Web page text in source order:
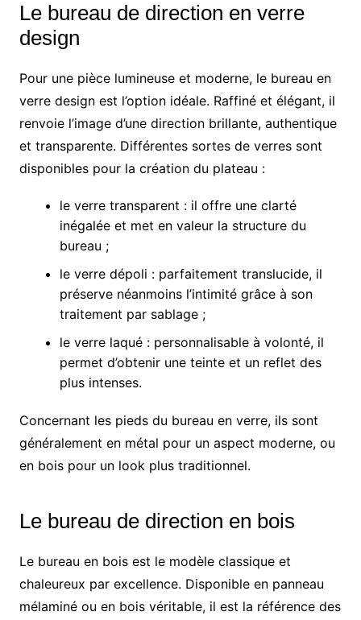
Le bureau de direction en verre
design
Pour une pièce lumineuse et moderne, le bureau en
verre design est l’option idéale. Raffiné et élégant, il
renvoie l’image d’une direction brillante, authentique
et transparente. Différentes sortes de verres sont
disponibles pour la création du plateau :
le verre transparent : il offre une clarté
inégalée et met en valeur la structure du
bureau ;
le verre dépoli : parfaitement translucide, il
préserve néanmoins l’intimité grâce à son
traitement par sablage ;
le verre laqué : personnalisable à volonté, il
permet d’obtenir une teinte et un reflet des
plus intenses.
Concernant les pieds du bureau en verre, ils sont
généralement en métal pour un aspect moderne, ou
en bois pour un look plus traditionnel.
Le bureau de direction en bois
Le bureau en bois est le modèle classique et
chaleureux par excellence. Disponible en panneau
mélaminé ou en bois véritable, il est la référence des